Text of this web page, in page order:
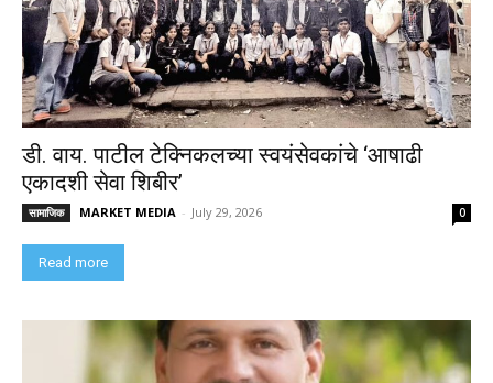
डी. वाय. पाटील टेक्निकलच्या स्वयंसेवकांचे ‘आषाढी
एकादशी सेवा शिबीर’
सामाजिक MARKET MEDIA - July 29, 2026 0
Read more